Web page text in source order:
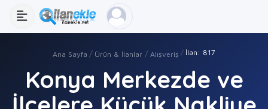
Ana Sayfa Ürün & İlanlar Alışveriş İlan: 817
Konya Merkezde ve